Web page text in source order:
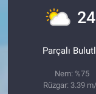
24
Parçalı
Nem: %75
Rüzgar: 3.39